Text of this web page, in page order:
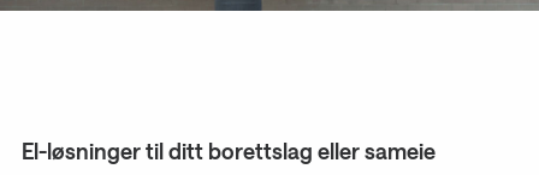
El-løsninger til ditt borettslag eller sameie